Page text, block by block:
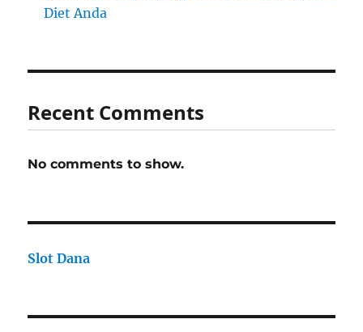
Diet Anda
Recent Comments
No comments to show.
Slot Dana